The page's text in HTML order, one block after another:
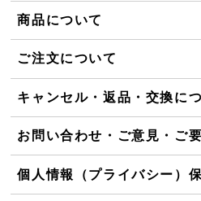
商品について
ご注文について
キャンセル・返品・交換に
お問い合わせ・ご意見・ご
個人情報（プライバシー）